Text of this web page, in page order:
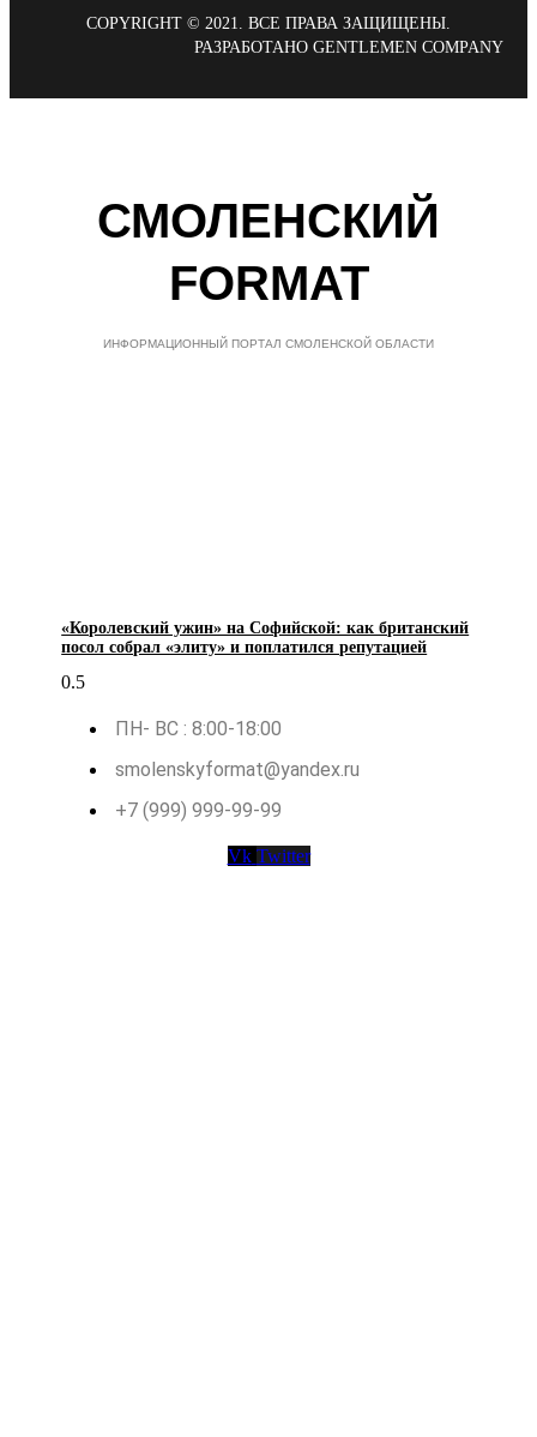
COPYRIGHT © 2021. ВСЕ ПРАВА ЗАЩИЩЕНЫ.
РАЗРАБОТАНО GENTLEMEN COMPANY
СМОЛЕНСКИЙ
FORMAT
ИНФОРМАЦИОННЫЙ ПОРТАЛ СМОЛЕНСКОЙ ОБЛАСТИ
«Королевский ужин» на Софийской: как британский
посол собрал «элиту» и поплатился репутацией
ПН- ВС : 8:00-18:00
smolenskyformat@yandex.ru
+7 (999) 999-99-99
Vk Twitter